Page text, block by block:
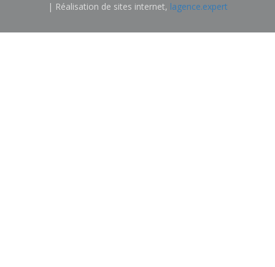
| Réalisation de sites internet, lagence.expert